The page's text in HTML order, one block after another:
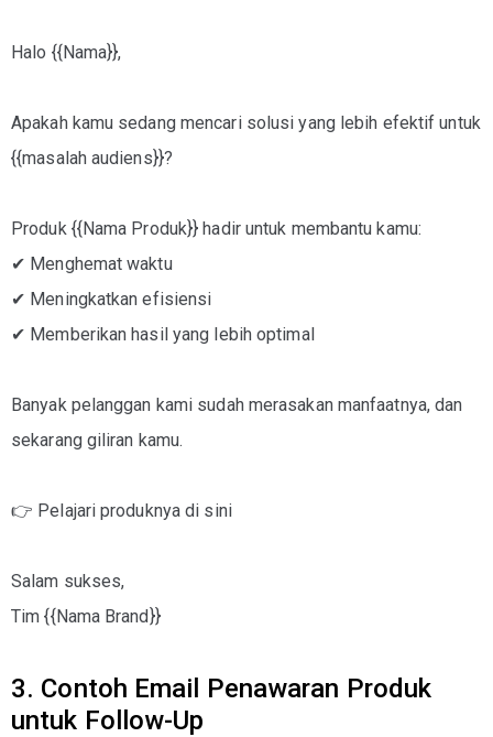
Halo {{Nama}},
Apakah kamu sedang mencari solusi yang lebih efektif untuk
{{masalah audiens}}?
Produk {{Nama Produk}} hadir untuk membantu kamu:
✔ Menghemat waktu
✔ Meningkatkan efisiensi
✔ Memberikan hasil yang lebih optimal
Banyak pelanggan kami sudah merasakan manfaatnya, dan
sekarang giliran kamu.
👉 Pelajari produknya di sini
Salam sukses,
Tim {{Nama Brand}}
3. Contoh Email Penawaran Produk
untuk Follow-Up